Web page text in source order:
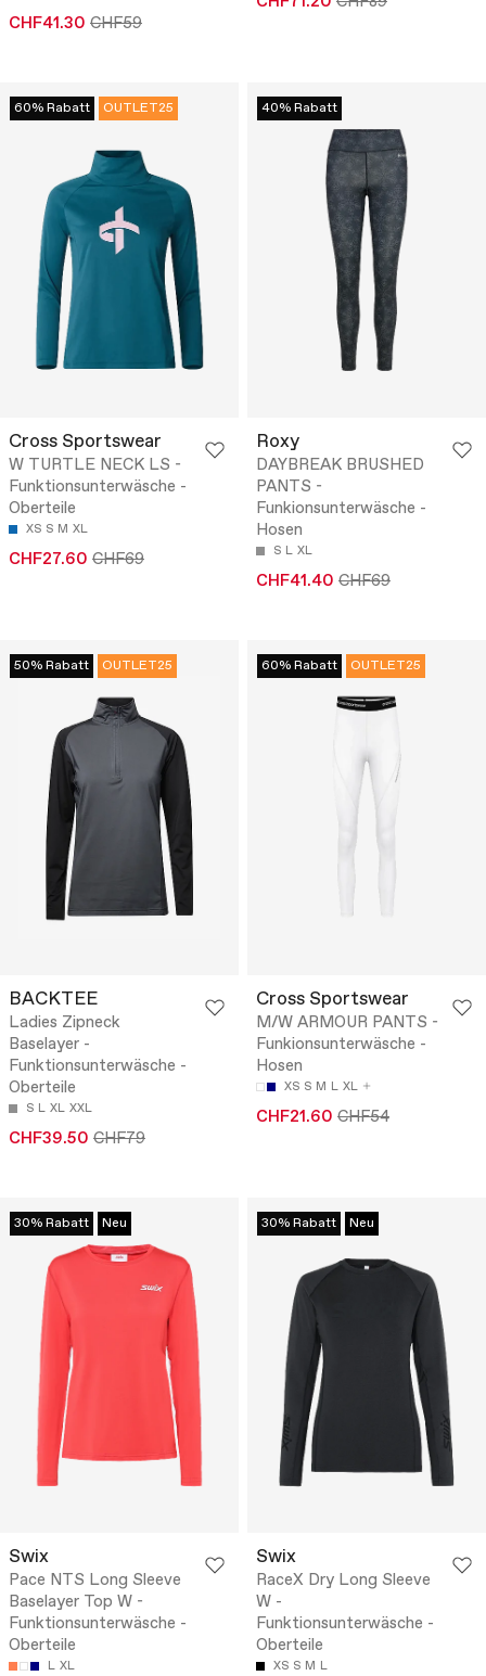
CHF41.30 CHF59
60% Rabatt OUTLET25
Cross Sportswear
W TURTLE NECK LS -
Funktionsunterwäsche -
Oberteile
XS S M XL
CHF27.60 CHF69
40% Rabatt
Roxy
DAYBREAK BRUSHED
PANTS -
Funkionsunterwäsche -
Hosen
S L XL
CHF41.40 CHF69
50% Rabatt OUTLET25
BACKTEE
Ladies Zipneck
Baselayer -
Funktionsunterwäsche -
Oberteile
S L XL XXL
CHF39.50 CHF79
60% Rabatt OUTLET25
Cross Sportswear
M/W ARMOUR PANTS -
Funkionsunterwäsche -
Hosen
XS S M L XL
CHF21.60 CHF54
30% Rabatt Neu
Swix
Pace NTS Long Sleeve
Baselayer Top W -
Funktionsunterwäsche -
Oberteile
L XL
30% Rabatt Neu
Swix
RaceX Dry Long Sleeve
W -
Funktionsunterwäsche -
Oberteile
XS S M L